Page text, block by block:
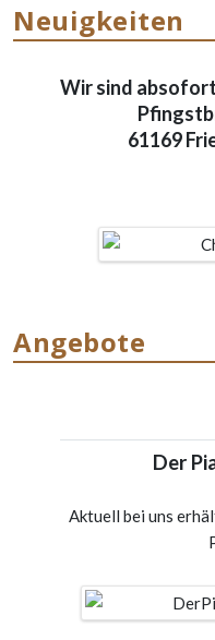
Neuigkeiten
Wir sind
61169
Angebote
Der
Aktuell bei uns